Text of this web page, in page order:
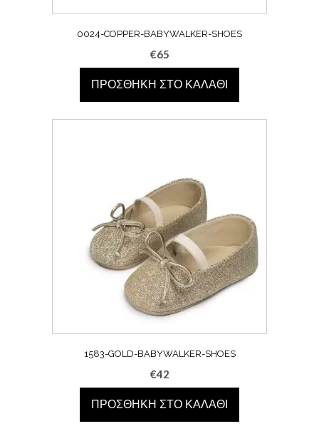
0024-COPPER-BABYWALKER-SHOES
€65
ΠΡΟΣΘΉΚΗ ΣΤΟ ΚΑΛΆΘΙ
1583-GOLD-BABYWALKER-SHOES
€42
ΠΡΟΣΘΉΚΗ ΣΤΟ ΚΑΛΆΘΙ